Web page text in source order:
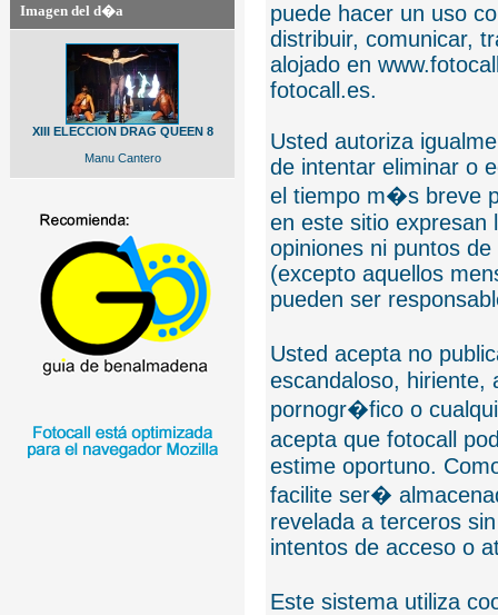
Imagen del d�a
XIII ELECCION DRAG QUEEN 8
Manu Cantero
puede hacer un uso
distribuir, comunicar,
alojado en
fotocall.es.
Usted autoriza
de intentar eliminar o
el tiempo m�s breve
en este sitio expresan
opiniones ni puntos
(excepto aquellos
pueden ser
Usted acepta no
escandaloso, hiriente,
pornogr�fico o
acepta que fotocall
estime oportuno.
facilite ser�
revelada a terceros
intentos de acceso o
Este sistema utiliza